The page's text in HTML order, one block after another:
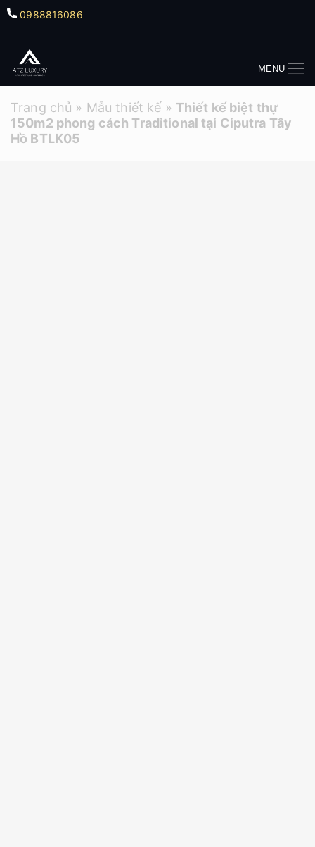
0988816086
MENU
Trang chủ » Mẫu thiết kế » Thiết kế biệt thự
150m2 phong cách Traditional tại Ciputra Tây
Hồ BTLK05